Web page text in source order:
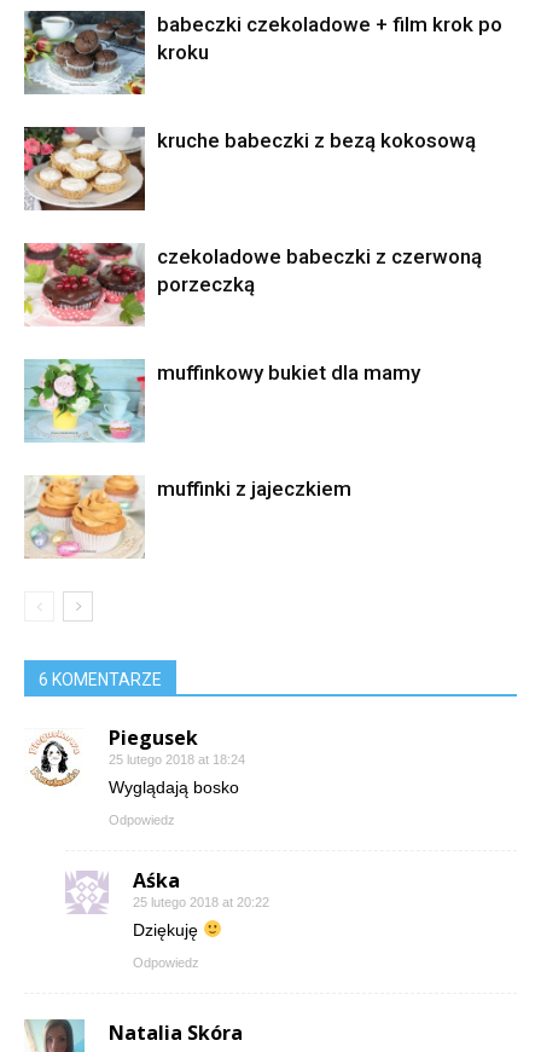
babeczki czekoladowe + film krok po
kroku
kruche babeczki z bezą kokosową
czekoladowe babeczki z czerwoną
porzeczką
muffinkowy bukiet dla mamy
muffinki z jajeczkiem
6 KOMENTARZE
Piegusek
25 lutego 2018 at 18:24
Wyglądają bosko
Odpowiedz
Aśka
25 lutego 2018 at 20:22
Dziękuję
Odpowiedz
Natalia Skóra